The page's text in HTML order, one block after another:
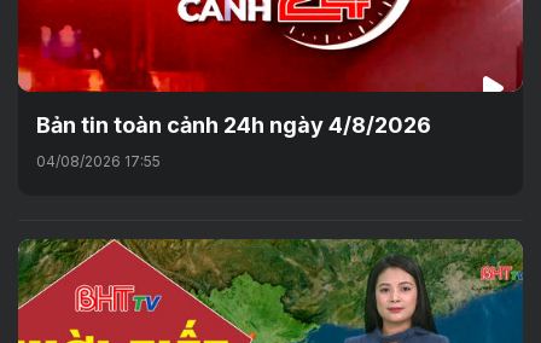
Bản tin toàn cảnh 24h ngày 4/8/2026
04/08/2026 17:55